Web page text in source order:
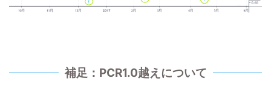
補足：PCR1.0越えについて